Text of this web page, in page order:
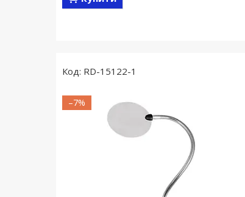
RD-15122-1
–7%